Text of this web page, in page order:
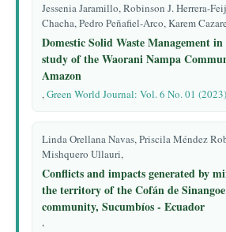
Jessenia Jaramillo, Robinson J. Herrera-
Chacha, Pedro Peñafiel-Arco, Karem
Domestic Solid Waste Management
study of the Waorani Nampa
Amazon
,Green World Journal: Vol. 6 No. 01
Linda Orellana Navas, Priscila Méndez
Mishquero Ullauri,
Conflicts and impacts generated by
the territory of the Cofán de
community, Sucumbíos - Ecuador
,